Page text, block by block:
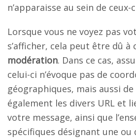
n’apparaisse au sein de ceux-
Lorsque vous ne voyez pas
s’afficher, cela peut être dû à
modération. Dans ce cas,
celui-ci n’évoque pas de
géographiques, mais aussi
également les divers URL et
votre message, ainsi que
spécifiques désignant une ou